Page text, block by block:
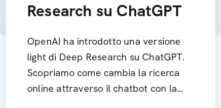
Research su ChatGPT
OpenAI ha introdotto una versione
light di Deep Research su ChatGPT.
Scopriamo come cambia la ricerca
online attraverso il chatbot con la